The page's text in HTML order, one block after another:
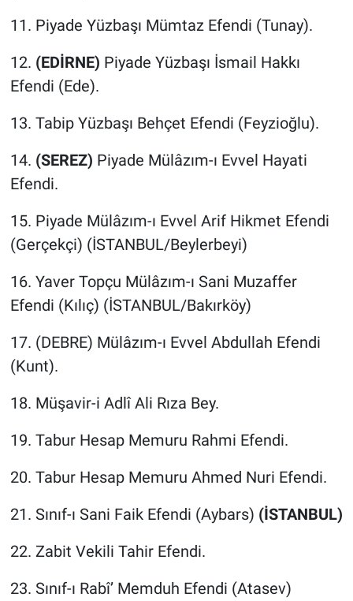
11. Piyade Yüzbaşı Mümtaz Efendi (Tunay).
12. (EDİRNE) Piyade Yüzbaşı İsmail Hakkı
Efendi (Ede).
13. Tabip Yüzbaşı Behçet Efendi (Feyzioğlu).
14. (SEREZ) Piyade Mülâzım-ı Evvel Hayati
Efendi.
15. Piyade Mülâzım-ı Evvel Arif Hikmet Efendi
(Gerçekçi) (İSTANBUL/Beylerbeyi)
16. Yaver Topçu Mülâzım-ı Sani Muzaffer
Efendi (Kılıç) (İSTANBUL/Bakırköy)
17. (DEBRE) Mülâzım-ı Evvel Abdullah Efendi
(Kunt).
18. Müşavir-i Adlî Ali Rıza Bey.
19. Tabur Hesap Memuru Rahmi Efendi.
20. Tabur Hesap Memuru Ahmed Nuri Efendi.
21. Sınıf-ı Sani Faik Efendi (Aybars) (İSTANBUL)
22. Zabit Vekili Tahir Efendi.
23. Sınıf-ı Rabî’ Memduh Efendi (Atasev)